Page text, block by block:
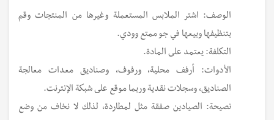
الوصف: اشتر الملابس المستعملة وغيرها من المنتجات وقم
بتنظيفها وبيعها في جو ممتع وودي.
التكلفة: يعتمد على المادة.
الأدوات: أرفف محلية، ورفوف، وصناديق معدات معالجة
الصناديق، وسجلات نقدية وربما موقع على شبكة الإنترنت.
نصيحة: الصيادين صفقة مثل لمطاردة، لذلك لا نخاف من وضع